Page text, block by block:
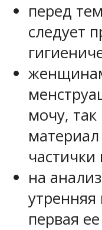
перед
следует
мочу,
частички
на
первая